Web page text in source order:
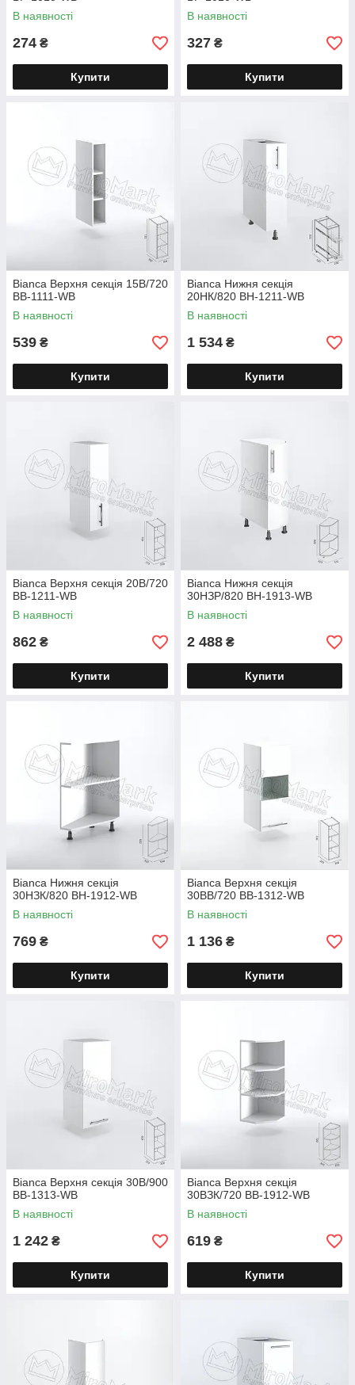
В наявності
274 ₴
Купити
В наявності
327 ₴
Купити
Bianca Верхня секція 15В/720
BB-1111-WB
В наявності
539 ₴
Купити
Bianca Нижня секція
20НК/820 BH-1211-WB
В наявності
1 534 ₴
Купити
Bianca Верхня секція 20В/720
BB-1211-WB
В наявності
862 ₴
Купити
Bianca Нижня секція
30НЗР/820 BH-1913-WB
В наявності
2 488 ₴
Купити
Bianca Нижня секція
30НЗК/820 BH-1912-WB
В наявності
769 ₴
Купити
Bianca Верхня секція
30ВВ/720 BB-1312-WB
В наявності
1 136 ₴
Купити
Bianca Верхня секція 30В/900
BВ-1313-WB
В наявності
1 242 ₴
Купити
Bianca Верхня секція
30ВЗК/720 BB-1912-WB
В наявності
619 ₴
Купити